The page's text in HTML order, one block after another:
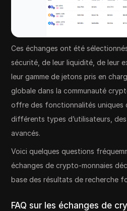
Ces échanges ont été
sécurité, de leur liquidité, de leur
leur gamme de jetons pris en
globale dans la communauté
offre des fonctionnalités uniques
différents types d’utilisateurs,
avancés.
Voici quelques questions
échanges de crypto-monnaies
base des résultats de recherche
FAQ sur les échanges de